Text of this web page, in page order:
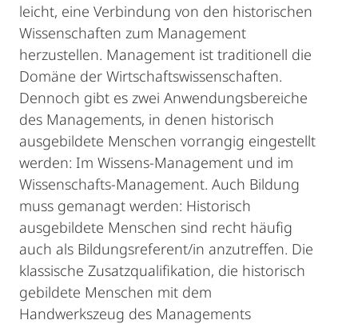
leicht, eine Verbindung von den historischen
Wissenschaften zum Management
herzustellen. Management ist traditionell die
Domäne der Wirtschaftswissenschaften.
Dennoch gibt es zwei Anwendungsbereiche
des Managements, in denen historisch
ausgebildete Menschen vorrangig eingestellt
werden: Im Wissens-Management und im
Wissenschafts-Management. Auch Bildung
muss gemanagt werden: Historisch
ausgebildete Menschen sind recht häufig
auch als Bildungsreferent/in anzutreffen. Die
klassische Zusatzqualifikation, die historisch
gebildete Menschen mit dem
Handwerkszeug des Managements